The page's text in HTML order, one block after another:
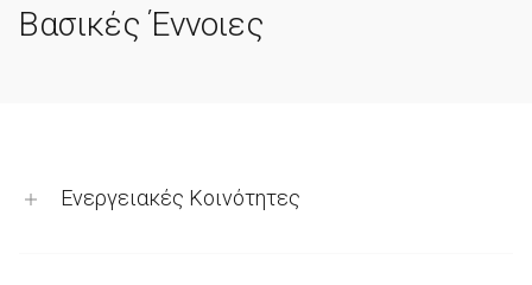
Βασικές Έννοιες
Ενεργειακές Κοινότητες